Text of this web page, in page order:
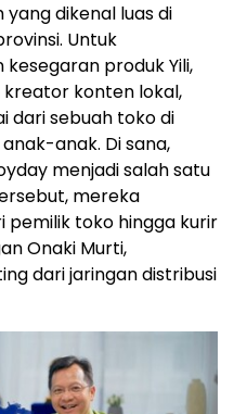
dikenal luas di
Untuk
produk Yili,
konten lokal,
dari sebuah toko di
anak. Di sana,
menjadi salah satu
mereka
pemilik toko hingga kurir
Onaki Murti,
dari jaringan distribusi